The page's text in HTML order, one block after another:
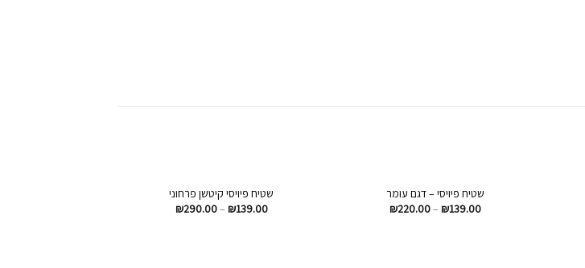
שטיח פיויסי – דגם עומר
₪139.00
–
₪220.00
שטיח פיויסי קיטשן פרחוני
₪139.00
–
₪290.00